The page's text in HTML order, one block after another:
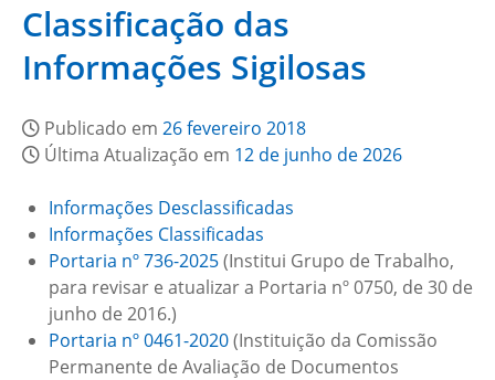
Classificação das
Informações Sigilosas
Publicado em 26 fevereiro 2018
Última Atualização em 12 de junho de 2026
Informações Desclassificadas
Informações Classificadas
Portaria nº 736-2025(Institui Grupo de Trabalho,
para revisar e atualizar a Portaria nº 0750, de 30 de
junho de 2016.)
Portaria nº 0461-2020(Instituição da Comissão
Permanente de Avaliação de Documentos